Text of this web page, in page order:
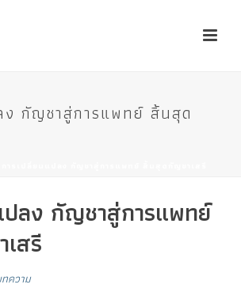
ง กัญชาสู่การแพทย์ สิ้นสุด
ปลง กัญชาสู่การแพทย์
สรี
ความ